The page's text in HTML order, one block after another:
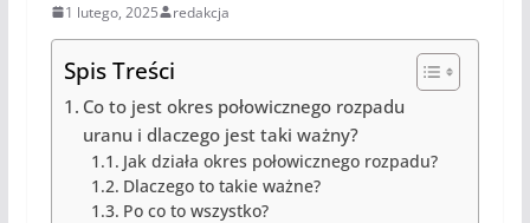
1 lutego, 2025 redakcja
Spis Treści
Co to jest okres połowicznego rozpadu
uranu i dlaczego jest taki ważny?
Jak działa okres połowicznego rozpadu?
Dlaczego to takie ważne?
Po co to wszystko?